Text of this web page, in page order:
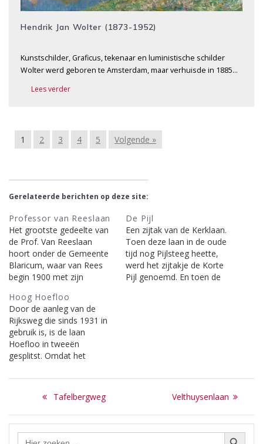
Hendrik Jan Wolter (1873-1952)
Kunstschilder, Graficus, tekenaar en luministische schilder
Wolter werd geboren te Amsterdam, maar verhuisde in 1885…
Lees verder
1 2 3 4 5 Volgende »
Gerelateerde berichten op deze site:
Professor van Reeslaan
Het grootste gedeelte van
de Prof. Van Rees­laan
hoort onder de Gemeente
Blaricum, waar van Rees
begin 1900 met zijn
Internationale
Broederschap, de werk- en
leefgemeenschap ‘De
Kolonie’ had gevormd, die
een mislukking werd. De
oorspronkelijke naam van
‘Luitjeslaantje’. Luitjes, ook
een kolonist, lag steeds…
De Pijl
Een zijtak van de Kerklaan.
Toen deze laan in de oude
tijd nog Pijlsteeg heette,
werd het zijtakje de Korte
Pijl genoemd. En toen de
Hoog Hoefloo
Door de aanleg van de
Rijksweg die sinds 1931 in
gebruik is, is de laan
Hoefloo in tweeën
gesplitst. Omdat het
de Hoefloo op de hoogte
men het na de scheiding
‘Hoog Hoefloo’. Alimentatie
behoeft hier niet betaald te
worden. [uit: Laren…
Bericht
navigatie
Previous
Tafelbergweg
Next
Velthuysenlaan
Zoek Zoekknop